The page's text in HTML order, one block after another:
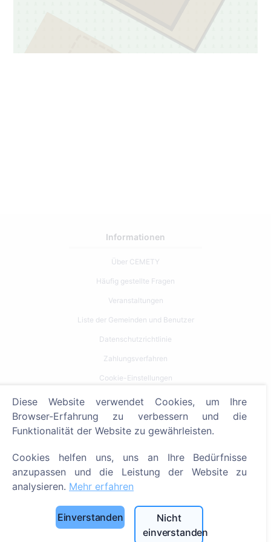
Informationen
Über CEMETY
Häufig gestellte Fragen
Veranstaltungen
Liste der Gemeinden und Benutzer
Datenschutzrichtlinie
Zahlungsverfahren
Cookie-Einstellungen
Suche
Bestattete suchen
Dienstleistungen
Kontakt
SIA "CEMETY", LV40103618951
Diese Website verwendet Cookies, um Ihre
Browser-Erfahrung zu verbessern und die
Funktionalität der Website zu gewährleisten.
Cookies helfen uns, uns an Ihre Bedürfnisse
anzupassen und die Leistung der Website zu
analysieren. Mehr erfahren
Einverstanden
Nicht
einverstanden